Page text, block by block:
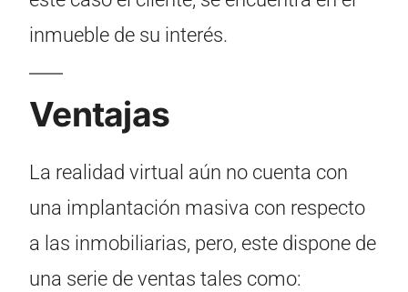
inmueble de su interés.
Ventajas
La realidad virtual aún no cuenta con
una implantación masiva con respecto
a las inmobiliarias, pero, este dispone de
una serie de ventas tales como: